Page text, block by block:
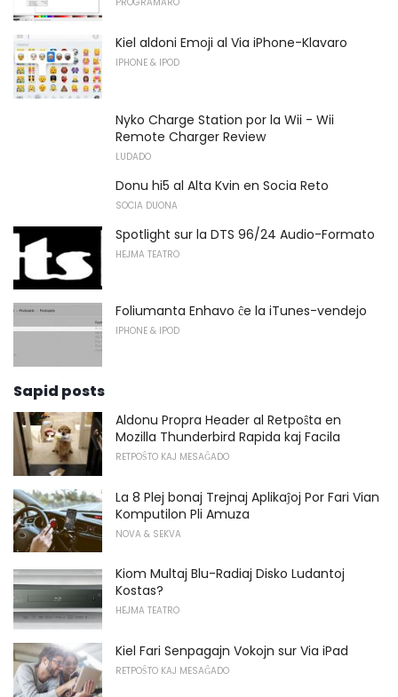
Kiel aldoni Emoji al Via iPhone-Klavaro
IPHONE & IPOD
Nyko Charge Station por la Wii - Wii
Remote Charger Review
LUDADO
Donu hi5 al Alta Kvin en Socia Reto
SOCIA DUONA
Spotlight sur la DTS 96/24 Audio-Formato
HEJMA TEATRO
Foliumanta Enhavo ĉe la iTunes-vendejo
IPHONE & IPOD
Sapid posts
Aldonu Propra Header al Retpoŝta en
Mozilla Thunderbird Rapida kaj Facila
RETPOŜTO KAJ MESAĜADO
La 8 Plej bonaj Trejnaj Aplikaĵoj Por Fari Vian
Komputilon Pli Amuza
NOVA & SEKVA
Kiom Multaj Blu-Radiaj Disko Ludantoj
Kostas?
HEJMA TEATRO
Kiel Fari Senpagajn Vokojn sur Via iPad
RETPOŜTO KAJ MESAĜADO